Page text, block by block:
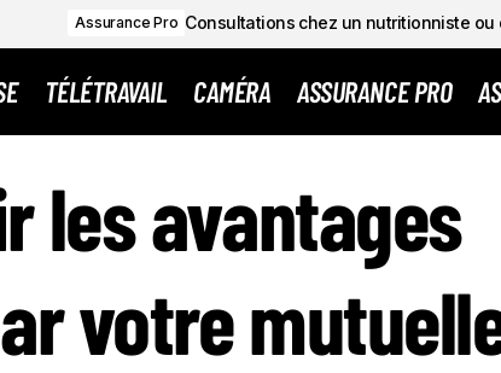
Assurance Pro Consultations chez un nutritionniste
TÉLÉTRAVAIL CAMÉRA ASSURANCE PRO
les avantages
votre